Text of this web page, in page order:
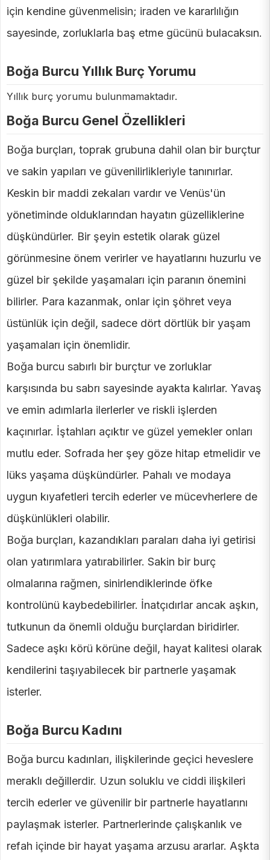
için kendine güvenmelisin; iraden ve kararlılığın
sayesinde, zorluklarla baş etme gücünü bulacaksın.
Boğa Burcu Yıllık Burç Yorumu
Yıllık burç yorumu bulunmamaktadır.
Boğa Burcu Genel Özellikleri
Boğa burçları, toprak grubuna dahil olan bir burçtur
ve sakin yapıları ve güvenilirlikleriyle tanınırlar.
Keskin bir maddi zekaları vardır ve Venüs'ün
yönetiminde olduklarından hayatın güzelliklerine
düşkündürler. Bir şeyin estetik olarak güzel
görünmesine önem verirler ve hayatlarını huzurlu ve
güzel bir şekilde yaşamaları için paranın önemini
bilirler. Para kazanmak, onlar için şöhret veya
üstünlük için değil, sadece dört dörtlük bir yaşam
yaşamaları için önemlidir.
Boğa burcu sabırlı bir burçtur ve zorluklar
karşısında bu sabrı sayesinde ayakta kalırlar. Yavaş
ve emin adımlarla ilerlerler ve riskli işlerden
kaçınırlar. İştahları açıktır ve güzel yemekler onları
mutlu eder. Sofrada her şey göze hitap etmelidir ve
lüks yaşama düşkündürler. Pahalı ve modaya
uygun kıyafetleri tercih ederler ve mücevherlere de
düşkünlükleri olabilir.
Boğa burçları, kazandıkları paraları daha iyi getirisi
olan yatırımlara yatırabilirler. Sakin bir burç
olmalarına rağmen, sinirlendiklerinde öfke
kontrolünü kaybedebilirler. İnatçıdırlar ancak aşkın,
tutkunun da önemli olduğu burçlardan biridirler.
Sadece aşkı körü körüne değil, hayat kalitesi olarak
kendilerini taşıyabilecek bir partnerle yaşamak
isterler.
Boğa Burcu Kadını
Boğa burcu kadınları, ilişkilerinde geçici heveslere
meraklı değillerdir. Uzun soluklu ve ciddi ilişkileri
tercih ederler ve güvenilir bir partnerle hayatlarını
paylaşmak isterler. Partnerlerinde çalışkanlık ve
refah içinde bir hayat yaşama arzusu ararlar. Aşkta